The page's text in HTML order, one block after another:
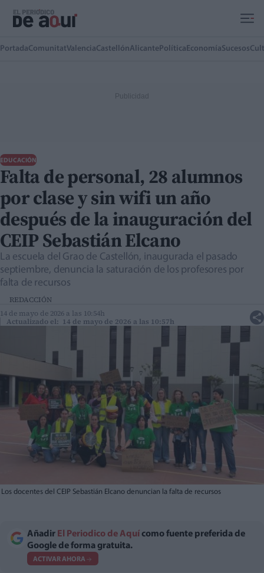
PortadaComunitatValenciaCastellónAlicante Política EconomíaSucesos
EDUCACIÓN
Falta de personal, 28 alumnos
por clase y sin wifi un año
después de la inauguración del
CEIP Sebastián Elcano
La escuela del Grao de Castellón, inaugurada el pasado
septiembre, denuncia la saturación de los profesores por
falta de recursos
REDACCIÓN
14 de mayo de 2026 a las 10:54h
Actualizado el: 14 de mayo de 2026 a las 10:57h
Los docentes del CEIP Sebastián Elcano denuncian la falta de recursos
Añadir El Periodico de Aquí como fuente preferida de
Google de forma gratuita.
ACTIVAR AHORA